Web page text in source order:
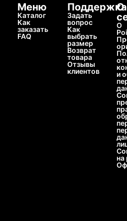
Меню
Каталог
Как
заказать
FAQ
Поддержка
Задать
вопрос
Как
выбрать
размер
Возврат
товара
Отзывы
клиентов
О
О
и
на